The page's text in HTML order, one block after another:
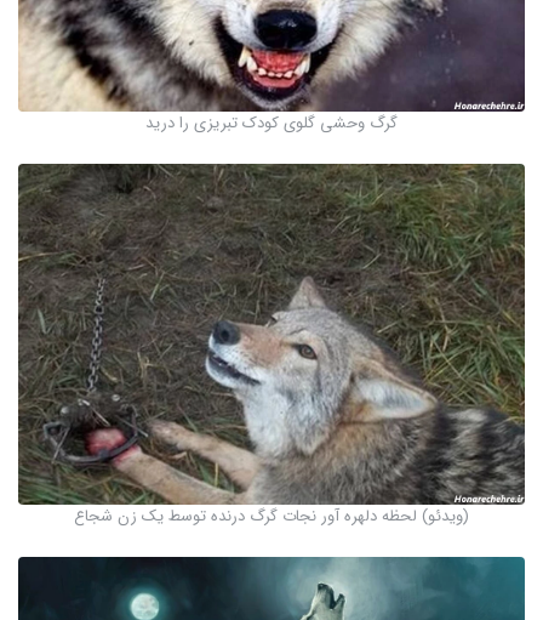
گرگ وحشی گلوی کودک تبریزی را درید
(ویدئو) لحظه دلهره آور نجات گرگ درنده توسط یک زن شجاع